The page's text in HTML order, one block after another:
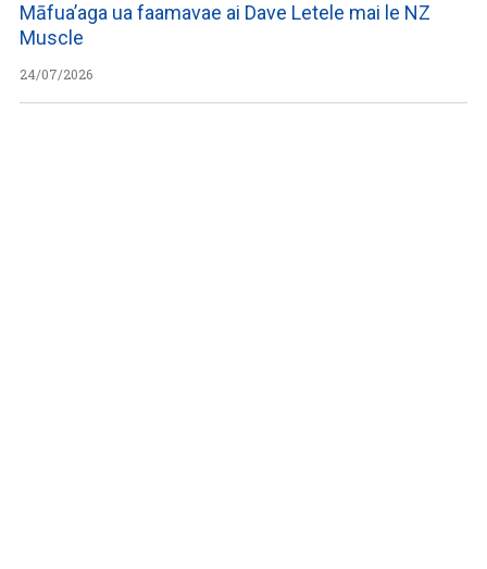
Māfua’aga ua faamavae ai Dave Letele mai le NZ
Muscle
24/07/2026